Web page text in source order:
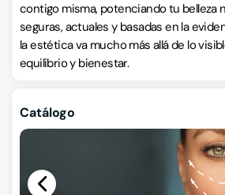
contigo misma, potenciando tu belleza
seguras, actuales y basadas en la
la estética va mucho más allá de lo
equilibrio y bienestar.
Catálogo